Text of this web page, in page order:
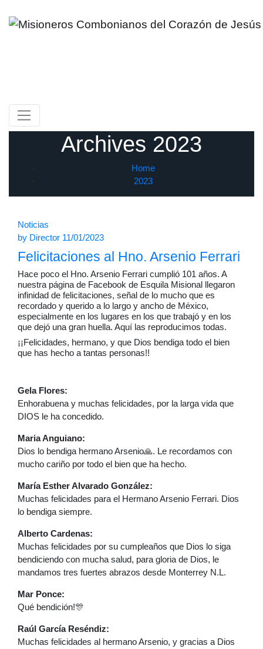
Skip
to
Archives 2023
Home
2023
Noticias
by Director 11/01/2023
Felicitaciones al Hno. Arsenio Ferrari
Hace poco el Hno. Arsenio Ferrari cumplió 101 años. A
nuestra página de Facebook de Esquila Misional llegaron
infinidad de felicitaciones, señal de lo mucho que es
recordado y querido a lo largo y ancho de México,
especialmente en los lugares en los que trabajó y en los
que dejó una gran huella. Aquí las reproducimos todas.
¡¡Felicidades, hermano, y que Dios bendiga todo el bien
que has hecho a tantas personas!!
Gela Flores:
Enhorabuena y muchas felicidades, por la larga vida que
DIOS le ha concedido.
Maria Anguiano:
Dios lo bendiga hermano Arsenio🙏. Le recordamos con
mucho cariño por todo el bien que ha hecho.
María Esther Alvarado González:
Muchas felicidades para el Hermano Arsenio Ferrari. Dios
lo bendiga siempre.
Alberto Cardenas:
Muchas felicidades por su cumpleaños que Dios lo siga
bendiciendo con mucha salud, para gloria de Dios, le
mandamos tres fuertes abrazos desde Monterrey N.L.
Mar Ponce:
Qué bendición!🎊
Raúl García Reséndiz:
Muchas felicidades al hermano Arsenio, y gracias a Dios